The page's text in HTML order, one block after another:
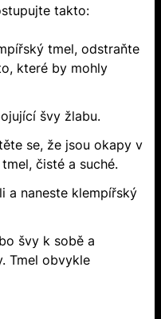
takto:
tmel, odstraňte
které by mohly
švy žlabu.
se, že jsou okapy v
čisté a suché.
a naneste klempířský
švy k sobě a
Tmel obvykle